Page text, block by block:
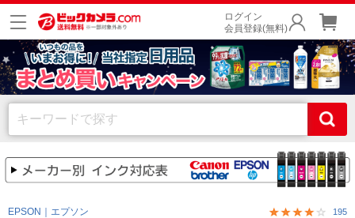
ログイン
会員登録(無料)
EPSON｜エプソン 195